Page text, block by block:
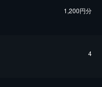
1,200円分
4